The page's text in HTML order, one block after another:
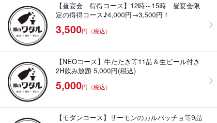
【昼宴会 得得コース】12時～15時 昼宴会限
定の得得コース♪4,000円→3,500円！
3,500円（税込）
【NEOコース】牛たたき等11品＆生ビール付き
2H飲み放題 5,000円(税込)
5,000円（税込）
【モダンコース】サーモンのカルパッチョ等9品